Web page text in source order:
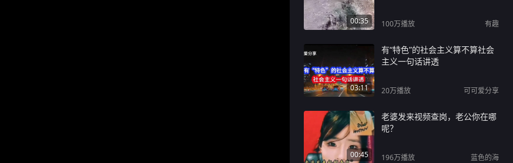
00:35 100万播放 有趣
03:11
有“特色”的社会主义算不算社会
主义一句话讲透
20万播放 可可爱分享
00:45
老婆发来视频查岗，老公你在哪
呢？
196万播放 蓝色的海